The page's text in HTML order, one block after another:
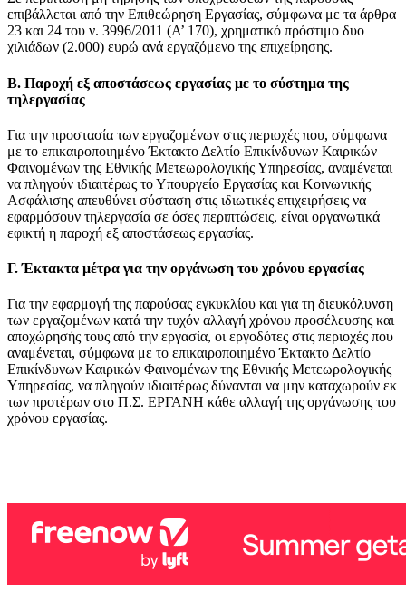
επιβάλλεται από την Επιθεώρηση Εργασίας, σύμφωνα με τα άρθρα
23 και 24 του ν. 3996/2011 (Α’ 170), χρηματικό πρόστιμο δυο
χιλιάδων (2.000) ευρώ ανά εργαζόμενο της επιχείρησης.
Β. Παροχή εξ αποστάσεως εργασίας με το σύστημα της
τηλεργασίας
Για την προστασία των εργαζομένων στις περιοχές που, σύμφωνα
με το επικαιροποιημένο Έκτακτο Δελτίο Επικίνδυνων Καιρικών
Φαινομένων της Εθνικής Μετεωρολογικής Υπηρεσίας, αναμένεται
να πληγούν ιδιαιτέρως το Υπουργείο Εργασίας και Κοινωνικής
Ασφάλισης απευθύνει σύσταση στις ιδιωτικές επιχειρήσεις να
εφαρμόσουν τηλεργασία σε όσες περιπτώσεις, είναι οργανωτικά
εφικτή η παροχή εξ αποστάσεως εργασίας.
Γ. Έκτακτα μέτρα για την οργάνωση του χρόνου εργασίας
Για την εφαρμογή της παρούσας εγκυκλίου και για τη διευκόλυνση
των εργαζομένων κατά την τυχόν αλλαγή χρόνου προσέλευσης και
αποχώρησής τους από την εργασία, οι εργοδότες στις περιοχές που
αναμένεται, σύμφωνα με το επικαιροποιημένο Έκτακτο Δελτίο
Επικίνδυνων Καιρικών Φαινομένων της Εθνικής Μετεωρολογικής
Υπηρεσίας, να πληγούν ιδιαιτέρως δύνανται να μην καταχωρούν εκ
των προτέρων στο Π.Σ. ΕΡΓΑΝΗ κάθε αλλαγή της οργάνωσης του
χρόνου εργασίας.